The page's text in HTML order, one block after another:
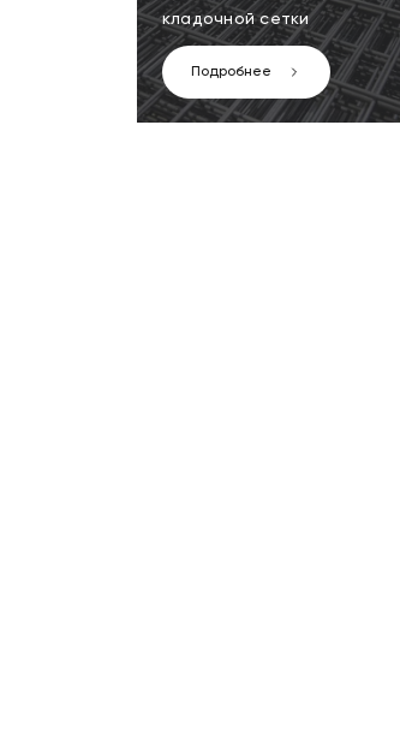
кладочной сетки
Подробнее